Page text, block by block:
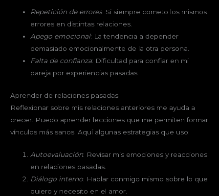
Repetición de errores: Si siempre cometo los mismos
errores en distintas relaciones.
Apego emocional: La tendencia a depender
demasiado emocionalmente de la otra persona.
Falta de confianza: Dificultad para confiar en mi
pareja por experiencias pasadas.
Aprender de relaciones pasadas
Reflexionar sobre mis relaciones anteriores me ayuda a
crecer. Puedo aprender lecciones que me permiten formar
vínculos más sanos. Aquí algunas estrategias que uso:
Autoevaluación: Revisar mis emociones y reacciones
en relaciones pasadas.
Diálogo interno: Hablar conmigo mismo sobre lo que
quiero y necesito en el amor.